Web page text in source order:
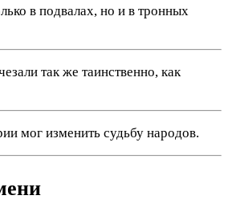
в подвалах, но и в тронных
так же таинственно, как
мог изменить судьбу народов.